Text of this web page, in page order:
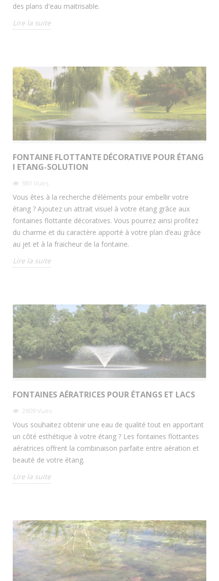
des plans d'eau maitrisable.
Lire la suite
FONTAINE FLOTTANTE DÉCORATIVE POUR ÉTANG
I ETANG-SOLUTION
981Vues
Vous êtes à la recherche d’éléments pour embellir votre
étang ? Ajoutez un attrait visuel à votre étang grâce aux
fontaines flottante décoratives. Vous pourrez ainsi profitez
du charme et du caractère apporté à votre plan d’eau grâce
au jet et à la fraicheur de la fontaine.
Lire la suite
FONTAINES AÉRATRICES POUR ÉTANGS ET LACS
2809Vues
Vous souhaitez obtenir une eau de qualité tout en apportant
un côté esthétique à votre étang ? Les fontaines flottantes
aératrices offrent la combinaison parfaite entre aération et
beauté de votre étang.
Lire la suite